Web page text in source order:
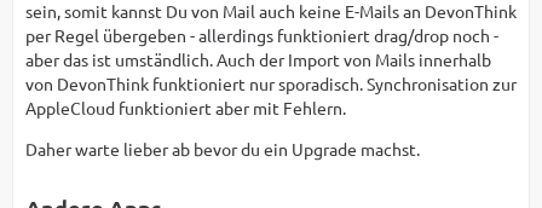
sein, somit kannst Du von Mail auch keine E-Mails an DevonThink
per Regel übergeben - allerdings funktioniert drag/drop noch -
aber das ist umständlich. Auch der Import von Mails innerhalb
von DevonThink funktioniert nur sporadisch. Synchronisation zur
AppleCloud funktioniert aber mit Fehlern.
Daher warte lieber ab bevor du ein Upgrade machst.